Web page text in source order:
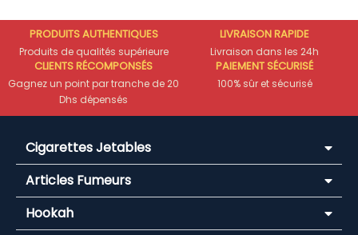
PRODUITS AUTHENTIQUES
Produits de qualités supérieure
LIVRAISON RAPIDE
Livraison dans les 24h
CLIENTS RÉCOMPONSÉS
Gagnez un point par tranche de 20
Dhs dépensés
PAIEMENT SÉCURISÉ
100% sûr et sécurisé
Cigarettes Jetables
Articles Fumeurs
Hookah